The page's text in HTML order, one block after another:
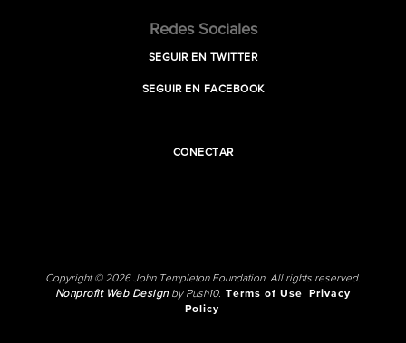
Redes Sociales
SEGUIR EN TWITTER
SEGUIR EN FACEBOOK
CONECTAR
Copyright © 2026 John Templeton Foundation. All rights reserved.
Nonprofit Web Designby Push10. Terms of Use
Privacy
Policy